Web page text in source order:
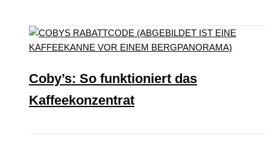
Coby’s: So funktioniert das
Kaffeekonzentrat